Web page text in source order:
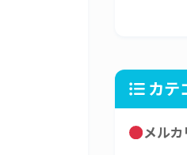
カテ
メルカ